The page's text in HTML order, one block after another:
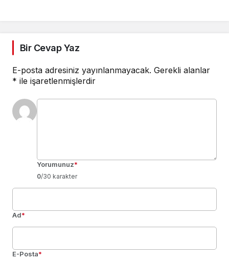
Bir Cevap Yaz
E-posta adresiniz yayınlanmayacak. Gerekli alanlar
* ile işaretlenmişlerdir
Yorumunuz*
0/30 karakter
Ad*
E-Posta*